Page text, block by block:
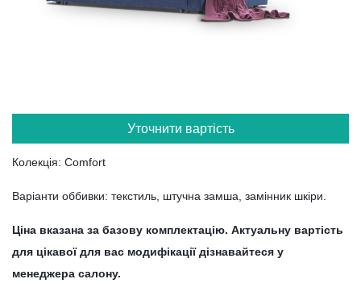
Уточнити вартість
Колекція: Comfort
Варіанти оббивки: текстиль, штучна замша, замінник шкіри.
Ціна вказана за базову комплектацію. Актуальну вартість
для цікавої для вас модифікації дізнавайтеся у
менеджера салону.